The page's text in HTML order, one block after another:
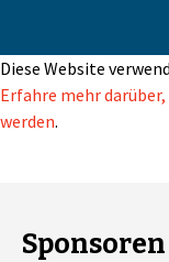
Diese Website
Erfahre mehr
werden.
Sponsoren